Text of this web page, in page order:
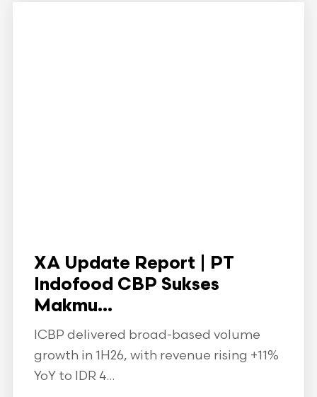
XA Update Report | PT
Indofood CBP Sukses
Makmu...
ICBP delivered broad-based volume
growth in 1H26, with revenue rising +11%
YoY to IDR 4...